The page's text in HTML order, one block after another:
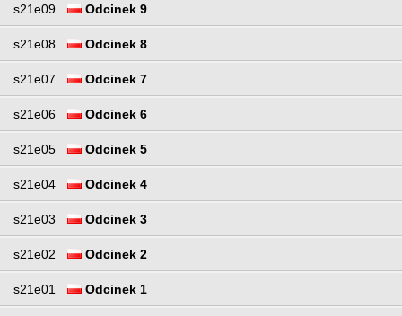
s21e09 Odcinek 9
s21e08 Odcinek 8
s21e07 Odcinek 7
s21e06 Odcinek 6
s21e05 Odcinek 5
s21e04 Odcinek 4
s21e03 Odcinek 3
s21e02 Odcinek 2
s21e01 Odcinek 1